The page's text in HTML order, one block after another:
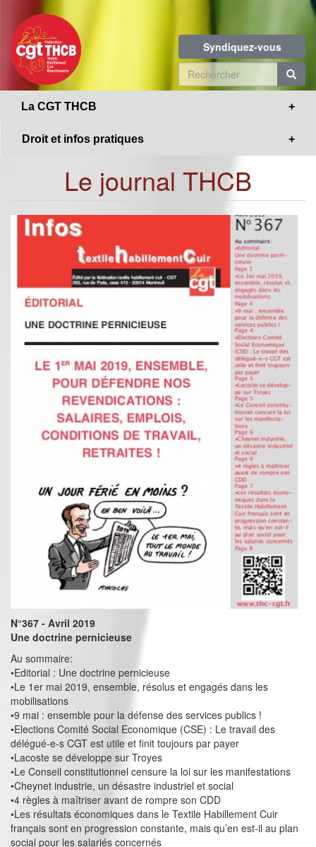
contenu
principal
Syndiquez-vous
Formulaire
de
La CGT THCB
Droit et infos pratiques
Le journal THCB
N°367 - Avril 2019
Une doctrine pernicieuse
Au sommaire:
•Editorial : Une doctrine pernicieuse
•Le 1er mai 2019, ensemble, résolus et engagés dans les
mobilisations
•9 mai : ensemble pour la défense des services publics !
•Elections Comité Social Economique (CSE) : Le travail des
délégué-e-s CGT est utile et finit toujours par payer
•Lacoste se développe sur Troyes
•Le Conseil constitutionnel censure la loi sur les manifestations
•Cheynet industrie, un désastre industriel et social
•4 règles à maîtriser avant de rompre son CDD
•Les résultats économiques dans le Textile Habillement Cuir
français sont en progression constante, mais qu’en est-il au plan
social pour les salariés concernés